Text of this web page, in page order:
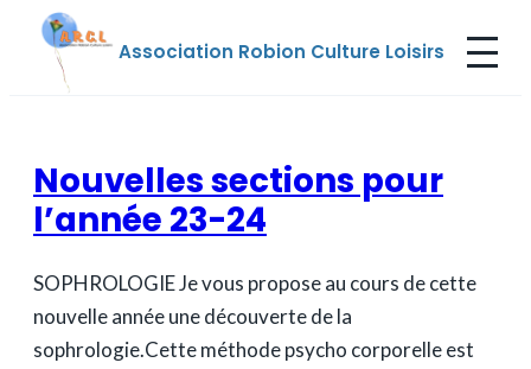
Aller
contenu
Association Robion Culture Loisirs
Nouvelles sections pour
l’année 23-24
SOPHROLOGIE Je vous propose au cours de cette
nouvelle année une découverte de la
sophrologie.Cette méthode psycho corporelle est